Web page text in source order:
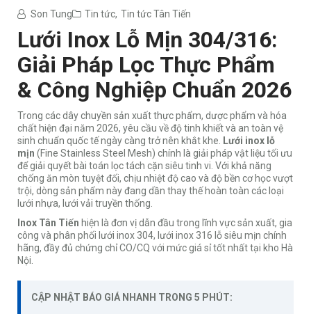
Son Tung Tin tức, Tin tức Tân Tiến
Lưới Inox Lỗ Mịn 304/316:
Giải Pháp Lọc Thực Phẩm
& Công Nghiệp Chuẩn 2026
Trong các dây chuyền sản xuất thực phẩm, dược phẩm và hóa
chất hiện đại năm 2026, yêu cầu về độ tinh khiết và an toàn vệ
sinh chuẩn quốc tế ngày càng trở nên khắt khe.
Lưới inox lỗ
mịn (Fine Stainless Steel Mesh) chính là giải pháp vật liệu tối ưu
để giải quyết bài toán lọc tách cặn siêu tinh vi. Với khả năng
chống ăn mòn tuyệt đối, chịu nhiệt độ cao và độ bền cơ học vượt
trội, dòng sản phẩm này đang dần thay thế hoàn toàn các loại
lưới nhựa, lưới vải truyền thống.
Inox Tân Tiến hiện là đơn vị dẫn đầu trong lĩnh vực sản xuất, gia
công và phân phối lưới inox 304, lưới inox 316 lỗ siêu mịn chính
hãng, đầy đủ chứng chỉ CO/CQ với mức giá sỉ tốt nhất tại kho Hà
Nội.
CẬP NHẬT BÁO GIÁ NHANH TRONG 5 PHÚT: